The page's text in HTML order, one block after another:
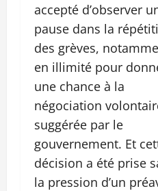
accepté d’observer
pause dans la
des grèves,
en illimité pour
une chance à la
négociation
suggérée par le
gouvernement. Et
décision a été prise
la pression d’un